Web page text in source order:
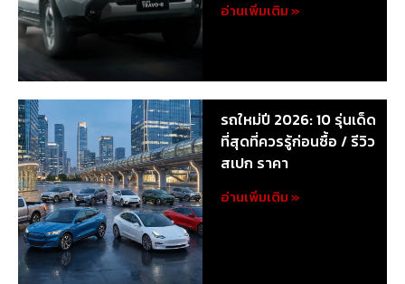
อ่านเพิ่มเติม »
รถใหม่ปี 2026: 10 รุ่นเด็ด
ที่สุดที่ควรรู้ก่อนซื้อ / รีวิว
สเปก ราคา
อ่านเพิ่มเติม »